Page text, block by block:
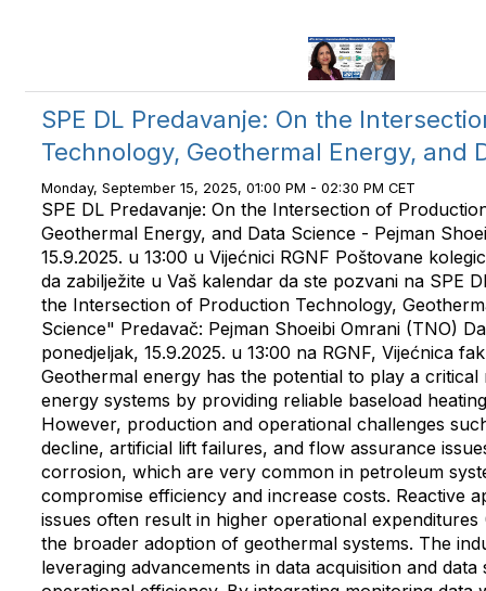
SPE DL Predavanje: On the
Technology, Geothermal Energy, and
Monday, September 15, 2025, 01:00 PM - 02:30 PM CET
SPE DL Predavanje: On the Intersection of
Geothermal Energy, and Data Science - Pejman
15.9.2025. u 13:00 u Vijećnici RGNF Poštovane
da zabilježite u Vaš kalendar da ste pozvani na SPE
the Intersection of Production Technology,
Science" Predavač: Pejman Shoeibi Omrani (TNO)
ponedjeljak, 15.9.2025. u 13:00 na RGNF, Vijećnica
Geothermal energy has the potential to play a
energy systems by providing reliable baseload
However, production and operational challenges
decline, artificial lift failures, and flow assurance
corrosion, which are very common in petroleum
compromise efficiency and increase costs. Reactive
issues often result in higher operational expenditures
the broader adoption of geothermal systems. The
leveraging advancements in data acquisition and